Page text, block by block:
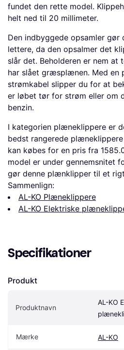
fundet den rette model.
helt ned til 20 millimeter.
Den indbyggede opsamler
lettere, da den opsalmer det
slår det. Beholderen er nem at
har slået græsplænen. Med en
strømkabel slipper du for at
er løbet tør for strøm eller om
benzin.
I kategorien plæneklippere er
bedst rangerede
kan købes for en pris fra
model er under gennemsnitet
gør denne plænklipper til et
Sammenlign:
AL-KO Plæneklippere
AL-KO Elektriske
Specifikationer
Produkt
Produktnavn
AL-KO
Mærke AL-KO